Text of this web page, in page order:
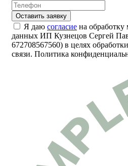
Я даю согласие на
данных ИП Кузнецов Сергей
672708567560) в целях
связи. Политика